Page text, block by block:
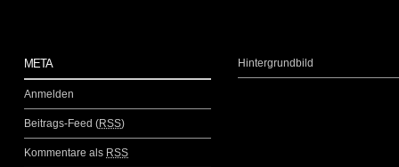
META
Anmelden
Beitrags-Feed (RSS)
Kommentare als RSS
Hintergrundbild